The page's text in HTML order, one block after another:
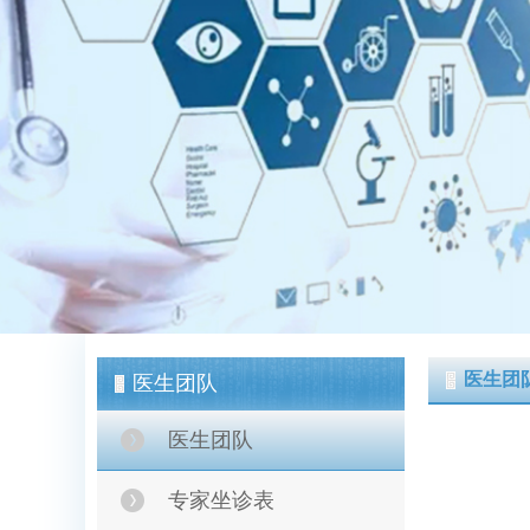
医生团队
医生团队
专家坐诊表
医生团